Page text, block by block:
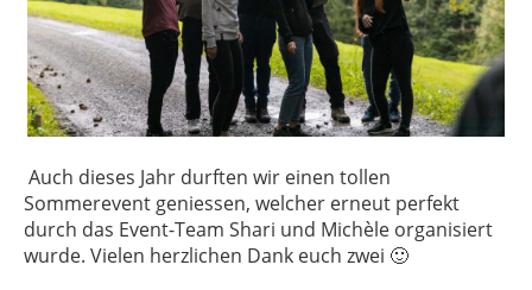
Auch dieses Jahr durften wir einen tollen
Sommerevent geniessen, welcher erneut perfekt
durch das Event-Team Shari und Michèle organisiert
wurde. Vielen herzlichen Dank euch zwei 🙂